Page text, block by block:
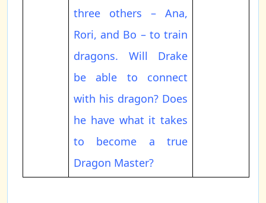
three others – Ana,
Rori, and Bo – to train
dragons. Will Drake
be able to connect
with his dragon? Does
he have what it takes
to become a true
Dragon Master?